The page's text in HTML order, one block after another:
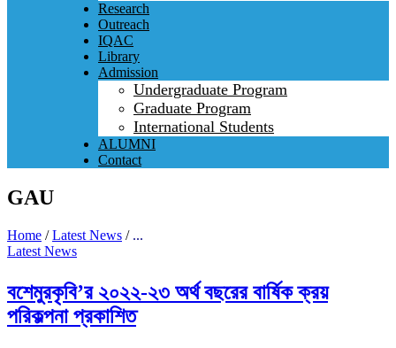
Research
Outreach
IQAC
Library
Admission
Undergraduate Program
Graduate Program
International Students
ALUMNI
Contact
GAU
Home /Latest News / ...
Latest News
বশেমুরকৃবি’র ২০২২-২৩ অর্থ বছরের বার্ষিক ক্রয়
পরিকল্পনা প্রকাশিত